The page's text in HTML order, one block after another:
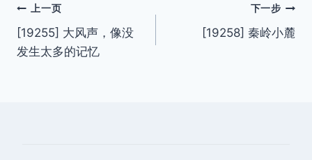
文
章
上一页
[19255] 大风声，像没
发生太多的记忆
下一步
[19258] 秦岭小麓